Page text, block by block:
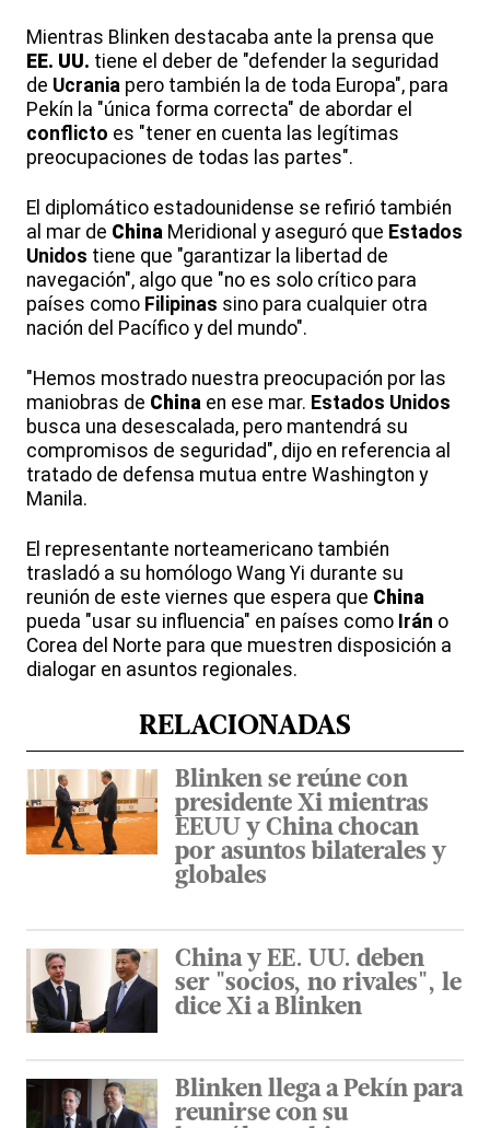
Mientras Blinken destacaba ante la prensa que
EE. UU. tiene el deber de "defender la seguridad
de Ucrania pero también la de toda Europa", para
Pekín la "única forma correcta" de abordar el
conflicto es "tener en cuenta las legítimas
preocupaciones de todas las partes".
El diplomático estadounidense se refirió también
al mar de China Meridional y aseguró que Estados
Unidos tiene que "garantizar la libertad de
navegación", algo que "no es solo crítico para
países como Filipinas sino para cualquier otra
nación del Pacífico y del mundo".
"Hemos mostrado nuestra preocupación por las
maniobras de China en ese mar. Estados Unidos
busca una desescalada, pero mantendrá su
compromisos de seguridad", dijo en referencia al
tratado de defensa mutua entre Washington y
Manila.
El representante norteamericano también
trasladó a su homólogo Wang Yi durante su
reunión de este viernes que espera que China
pueda "usar su influencia" en países como Irán o
Corea del Norte para que muestren disposición a
dialogar en asuntos regionales.
RELACIONADAS
Blinken se reúne con
presidente Xi mientras
EEUU y China chocan
por asuntos bilaterales y
globales
China y EE. UU. deben
ser "socios, no rivales", le
dice Xi a Blinken
Blinken llega a Pekín para
reunirse con su